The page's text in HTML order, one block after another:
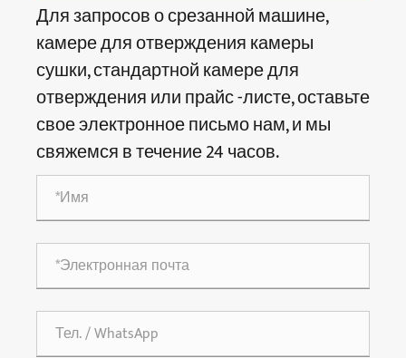
Для запросов о срезанной машине,
камере для отверждения камеры
сушки, стандартной камере для
отверждения или прайс -листе, оставьте
свое электронное письмо нам, и мы
свяжемся в течение 24 часов.